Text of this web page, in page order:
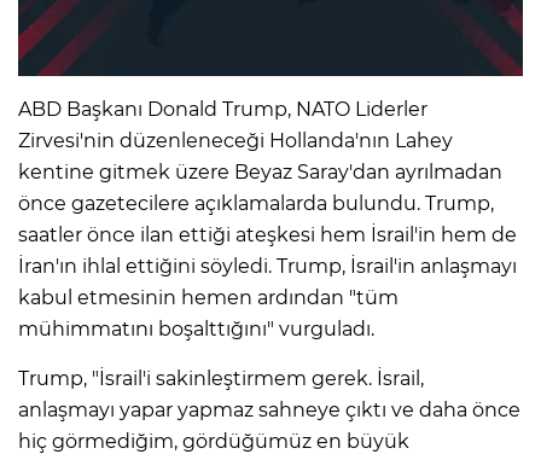
ABD Başkanı Donald Trump, NATO Liderler
Zirvesi'nin düzenleneceği Hollanda'nın Lahey
kentine gitmek üzere Beyaz Saray'dan ayrılmadan
önce gazetecilere açıklamalarda bulundu. Trump,
saatler önce ilan ettiği ateşkesi hem İsrail'in hem de
İran'ın ihlal ettiğini söyledi. Trump, İsrail'in anlaşmayı
kabul etmesinin hemen ardından "tüm
mühimmatını boşalttığını" vurguladı.
Trump, "İsrail'i sakinleştirmem gerek. İsrail,
anlaşmayı yapar yapmaz sahneye çıktı ve daha önce
hiç görmediğim, gördüğümüz en büyük